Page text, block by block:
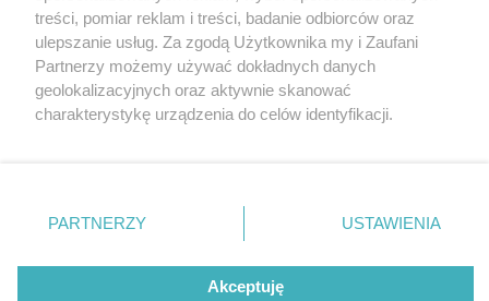
Obrońców Poczty Gdańskiej.
Podejrzewana o kradzież. 28
marca 2026
Złodziejka ma styl. Ukradła perfumy warte
tygodniówkę, ale jej postępowanie nadal
Nie zapomnij
zapoznać się z:
polityką prywatności
Twojemiasto
Piekary Śląskie
Chorzów
Tarnowskie Góry
Gliwice
Skontakuj sięz nami
Kontakt
Redakcja
Newsletter
treści, pomiar reklam i treści, badanie odbiorców oraz
ulepszanie usług. Za zgodą Użytkownika my i Zaufani
Partnerzy możemy używać dokładnych danych
geolokalizacyjnych oraz aktywnie skanować
charakterystykę urządzenia do celów identyfikacji.
zmienić/wycofać klikając przycisk ustawień prywatności
znajdujący się w lewym dolnym rogu strony
rodzaje przetwarzania danych nie wymagają zgody
użytkownika, ale masz prawo sprzeciwić się takiemu
PARTNERZY USTAWIENIA
Akceptuję